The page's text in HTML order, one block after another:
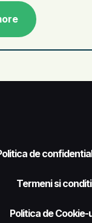
de
Termeni si
Politica de Cookie-